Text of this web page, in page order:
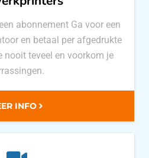
abonnement Ga voor een
en betaal per afgedrukte
nooit teveel en voorkom je
INFO